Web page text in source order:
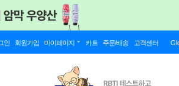
인 회원가입 마이페이지 카트 주문/배송 고객센터